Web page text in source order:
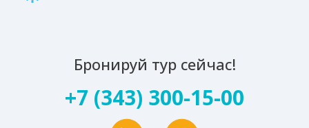
Бронируй тур сейчас!
+7 (343) 300-15-00